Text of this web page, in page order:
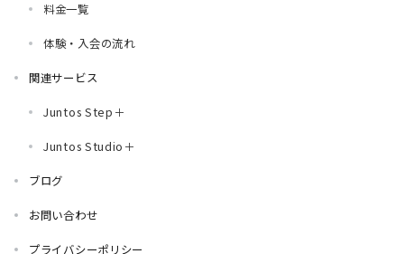
料金一覧
体験・入会の流れ
関連サービス
Juntos Step＋
Juntos Studio＋
ブログ
お問い合わせ
プライバシーポリシー